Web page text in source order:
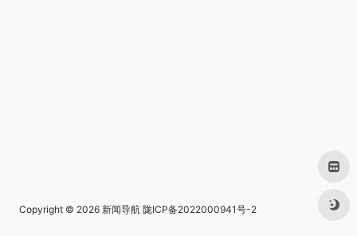
Copyright © 2026 新闻导航 陇ICP备2022000941号-2